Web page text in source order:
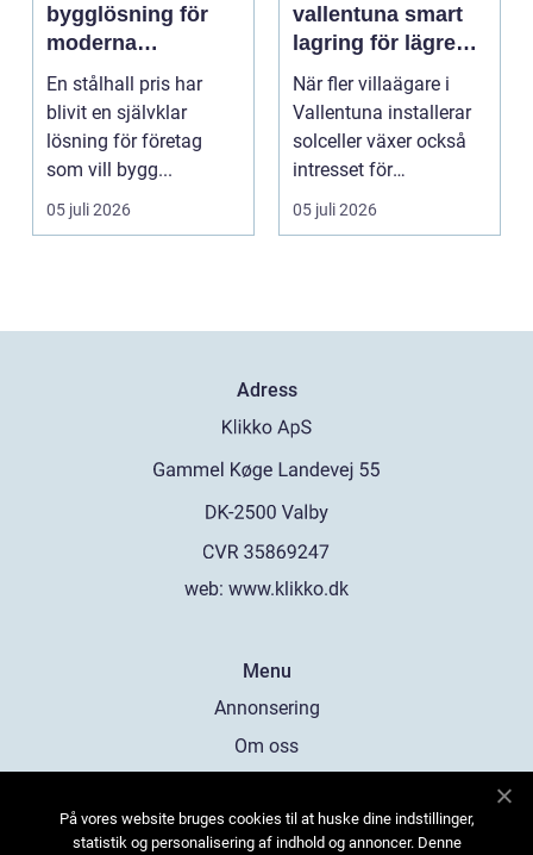
bygglösning för
moderna
verksamheter
En stålhall pris har
blivit en självklar
lösning för företag
som vill bygg...
05 juli 2026
vallentuna smart
lagring för lägre
elkostnader året
runt
När fler villaägare i
Vallentuna installerar
solceller växer också
intresset för
energilagring. Ett ...
05 juli 2026
Adress
web: www.klikko.dk
Menu
Annonsering
Om oss
Kontakta oss
På vores website bruges cookies til at huske dine indstillinger,
statistik og personalisering af indhold og annoncer. Denne